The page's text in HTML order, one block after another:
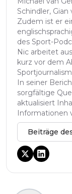
Schindler,
Zudem ist er
des Sport-
Nic arbeitet
kurz vor dem
In seiner
sorgfältige
aktualisiert
Informationen
Beiträge